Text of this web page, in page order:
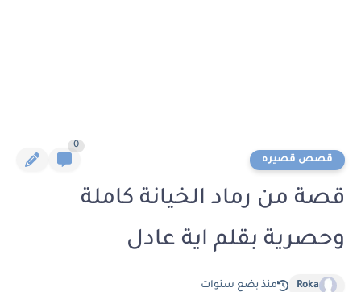
قصص قصيره
0
قصة من رماد الخيانة كاملة
وحصرية بقلم اية عادل
Roka منذ بضع سنوات